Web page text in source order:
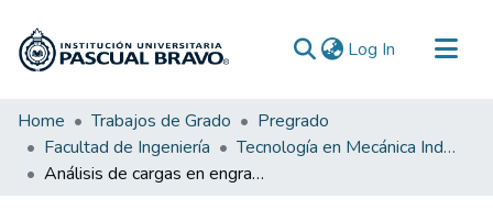
Log In (current)
Communities & Collections
All of DSpace
Statistics
Home Trabajos de Grado
Pregrado
Facultad de Ingeniería
Tecnología en Mecánica Industrial
Análisis de cargas en engranajes rectos mediante el método de elementos finitos